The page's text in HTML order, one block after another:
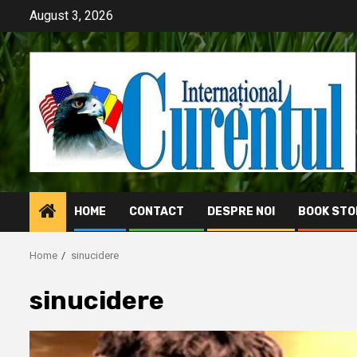
content
August 3, 2026
HOME CONTACT DESPRE NOI BOOK
Home sinucidere
sinucidere